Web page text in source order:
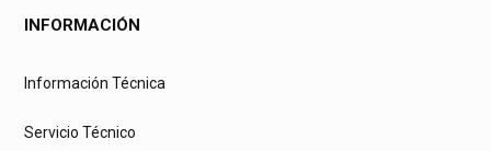
INFORMACIÓN
Información Técnica
Servicio Técnico